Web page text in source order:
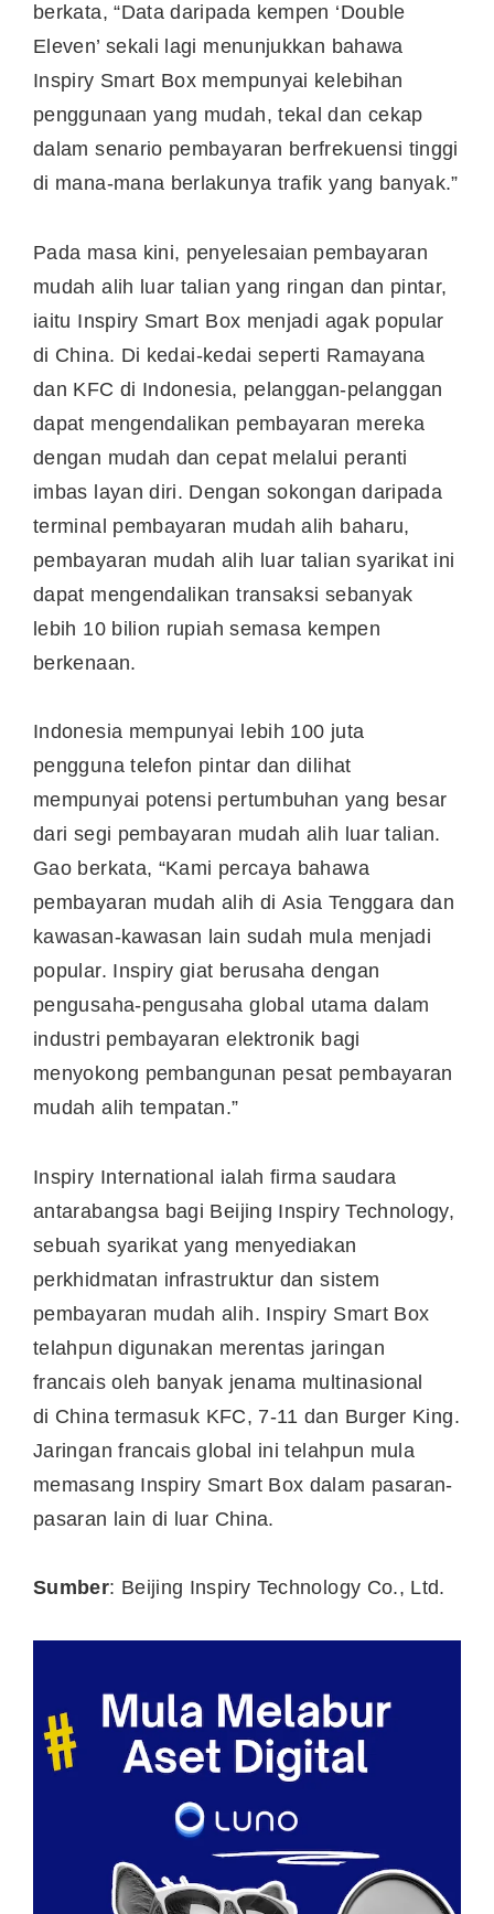
berkata, “Data daripada kempen ‘Double
Eleven’ sekali lagi menunjukkan bahawa
Inspiry Smart Box mempunyai kelebihan
penggunaan yang mudah, tekal dan cekap
dalam senario pembayaran berfrekuensi tinggi
di mana-mana berlakunya trafik yang banyak.”
Pada masa kini, penyelesaian pembayaran
mudah alih luar talian yang ringan dan pintar,
iaitu Inspiry Smart Box menjadi agak popular
di China. Di kedai-kedai seperti Ramayana
dan KFC di Indonesia, pelanggan-pelanggan
dapat mengendalikan pembayaran mereka
dengan mudah dan cepat melalui peranti
imbas layan diri. Dengan sokongan daripada
terminal pembayaran mudah alih baharu,
pembayaran mudah alih luar talian syarikat ini
dapat mengendalikan transaksi sebanyak
lebih 10 bilion rupiah semasa kempen
berkenaan.
Indonesia mempunyai lebih 100 juta
pengguna telefon pintar dan dilihat
mempunyai potensi pertumbuhan yang besar
dari segi pembayaran mudah alih luar talian.
Gao berkata, “Kami percaya bahawa
pembayaran mudah alih di Asia Tenggara dan
kawasan-kawasan lain sudah mula menjadi
popular. Inspiry giat berusaha dengan
pengusaha-pengusaha global utama dalam
industri pembayaran elektronik bagi
menyokong pembangunan pesat pembayaran
mudah alih tempatan.”
Inspiry International ialah firma saudara
antarabangsa bagi Beijing Inspiry Technology,
sebuah syarikat yang menyediakan
perkhidmatan infrastruktur dan sistem
pembayaran mudah alih. Inspiry Smart Box
telahpun digunakan merentas jaringan
francais oleh banyak jenama multinasional
di China termasuk KFC, 7-11 dan Burger King.
Jaringan francais global ini telahpun mula
memasang Inspiry Smart Box dalam pasaran-
pasaran lain di luar China.
Sumber: Beijing Inspiry Technology Co., Ltd.